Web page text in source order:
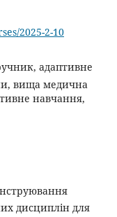
2025-2-10
адаптивне
вища медична
навчання,
дисциплін для